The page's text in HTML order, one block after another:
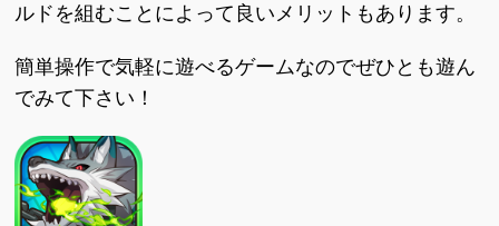
ルドを組むことによって良いメリットもあります。
簡単操作で気軽に遊べるゲームなのでぜひとも遊ん
でみて下さい！